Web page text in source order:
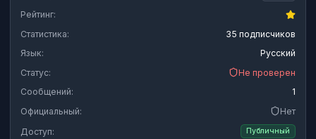
Рейтинг:
Статистика:
35 подписчиков
Язык:
Русский
Статус:
Не проверен
Сообщений:
1
Официальный:
Нет
Доступ:
Публичный